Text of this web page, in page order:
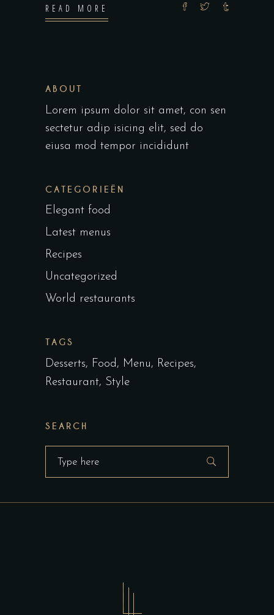
READ MORE
ABOUT
Lorem ipsum dolor sit amet, con sen
sectetur adip isicing elit, sed do
eiusa mod tempor incididunt
CATEGORIEËN
Elegant food
Latest menus
Recipes
Uncategorized
World restaurants
TAGS
Desserts Food Menu
Recipes
Restaurant Style
SEARCH